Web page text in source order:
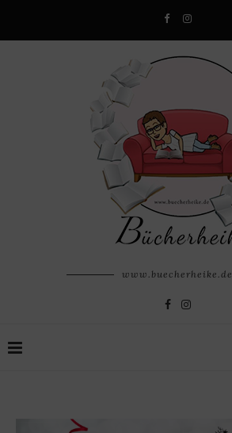
www.buecherheike.de